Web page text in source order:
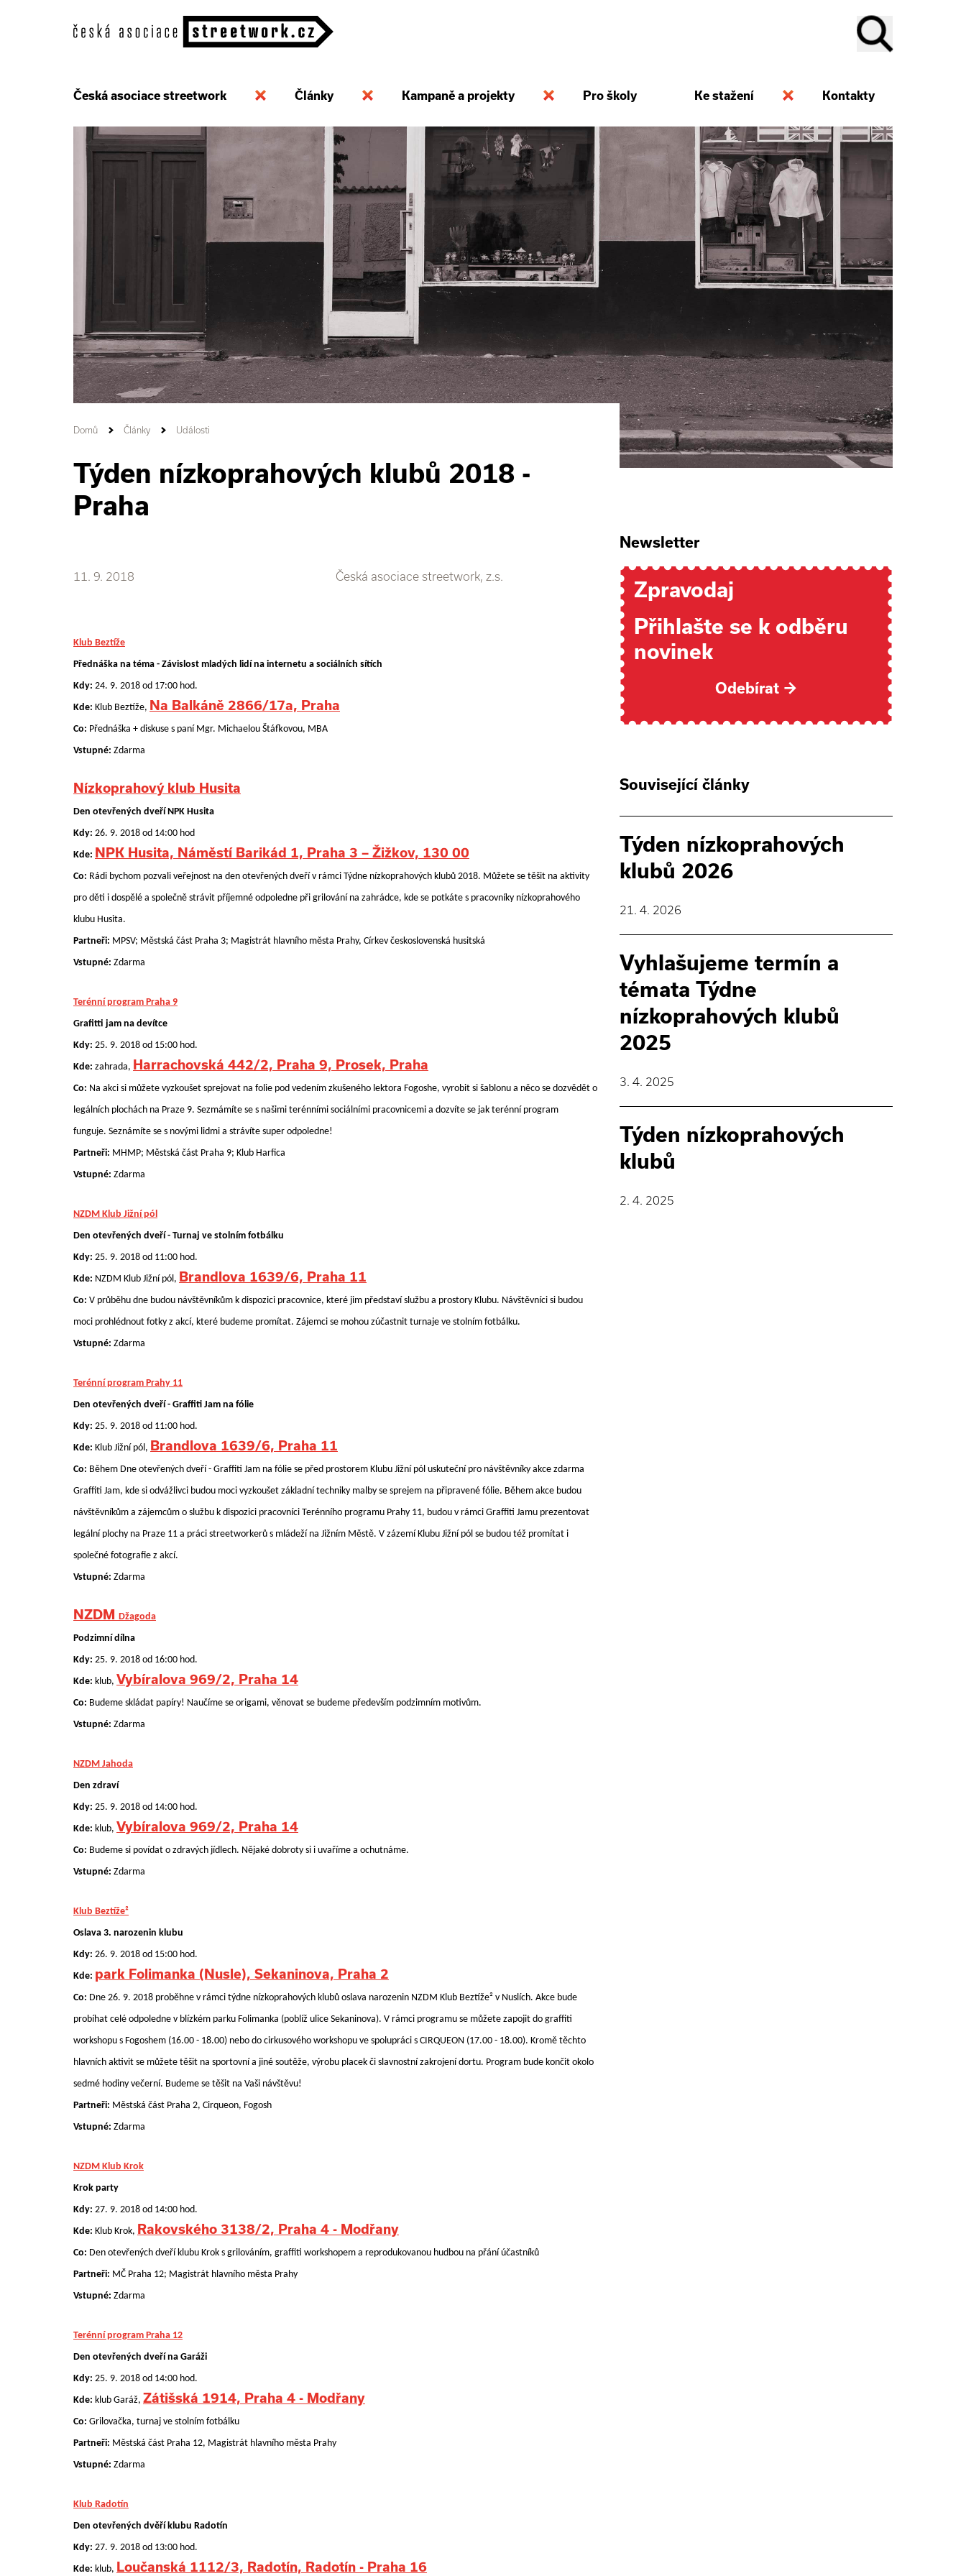
Česká asociace streetwork Články Kampaně a projekty Pro školy Ke stažení Kontakty
Domů Články Události
Týden nízkoprahových klubů 2018 -
Praha
11. 9. 2018 Česká asociace streetwork, z.s.
Klub Beztíže
Přednáška na téma - Závislost mladých lidí na internetu a sociálních sítích
Kdy: 24. 9. 2018 od 17:00 hod.
Kde: Klub Beztíže, Na Balkáně 2866/17a, Praha
Co: Přednáška + diskuse s paní Mgr. Michaelou Štáfkovou, MBA
Vstupné: Zdarma
Nízkoprahový klub Husita
Den otevřených dveří NPK Husita
Kdy: 26. 9. 2018 od 14:00 hod
Kde: NPK Husita, Náměstí Barikád 1, Praha 3 – Žižkov, 130 00
Co: Rádi bychom pozvali veřejnost na den otevřených dveří v rámci Týdne nízkoprahových klubů 2018. Můžete se těšit na aktivity
pro děti i dospělé a společně strávit příjemné odpoledne při grilování na zahrádce, kde se potkáte s pracovníky nízkoprahového
klubu Husita.
Partneři: MPSV; Městská část Praha 3; Magistrát hlavního města Prahy, Církev československá husitská
Vstupné: Zdarma
Terénní program Praha 9
Grafitti jam na devítce
Kdy: 25. 9. 2018 od 15:00 hod.
Kde: zahrada, Harrachovská 442/2, Praha 9, Prosek, Praha
Co: Na akci si můžete vyzkoušet sprejovat na folie pod vedením zkušeného lektora Fogoshe, vyrobit si šablonu a něco se dozvědět o
legálních plochách na Praze 9. Sezmámíte se s našimi terénními sociálními pracovnicemi a dozvíte se jak terénní program
funguje. Seznámíte se s novými lidmi a strávíte super odpoledne!
Partneři: MHMP; Městská část Praha 9; Klub Harfica
Vstupné: Zdarma
NZDM Klub Jižní pól
Den otevřených dveří - Turnaj ve stolním fotbálku
Kdy: 25. 9. 2018 od 11:00 hod.
Kde: NZDM Klub Jižní pól, Brandlova 1639/6, Praha 11
Co: V průběhu dne budou návštěvníkům k dispozici pracovnice, které jim představí službu a prostory Klubu. Návštěvníci si budou
moci prohlédnout fotky z akcí, které budeme promítat. Zájemci se mohou zúčastnit turnaje ve stolním fotbálku.
Vstupné: Zdarma
Terénní program Prahy 11
Den otevřených dveří - Graffiti Jam na fólie
Kdy: 25. 9. 2018 od 11:00 hod.
Kde: Klub Jižní pól, Brandlova 1639/6, Praha 11
Co: Během Dne otevřených dveří - Graffiti Jam na fólie se před prostorem Klubu Jižní pól uskuteční pro návštěvníky akce zdarma
Graffiti Jam, kde si odvážlivci budou moci vyzkoušet základní techniky malby se sprejem na připravené fólie. Během akce budou
návštěvníkům a zájemcům o službu k dispozici pracovníci Terénního programu Prahy 11, budou v rámci Graffiti Jamu prezentovat
legální plochy na Praze 11 a práci streetworkerů s mládeží na Jižním Městě. V zázemí Klubu Jižní pól se budou též promítat i
společné fotografie z akcí.
Vstupné: Zdarma
NZDM Džagoda
Podzimní dílna
Kdy: 25. 9. 2018 od 16:00 hod.
Kde: klub, Vybíralova 969/2, Praha 14
Co: Budeme skládat papíry! Naučíme se origami, věnovat se budeme především podzimním motivům.
Vstupné: Zdarma
NZDM Jahoda
Den zdraví
Kdy: 25. 9. 2018 od 14:00 hod.
Kde: klub, Vybíralova 969/2, Praha 14
Co: Budeme si povídat o zdravých jídlech. Nějaké dobroty si i uvaříme a ochutnáme.
Vstupné: Zdarma
Klub Beztíže²
Oslava 3. narozenin klubu
Kdy: 26. 9. 2018 od 15:00 hod.
Kde: park Folimanka (Nusle), Sekaninova, Praha 2
Co: Dne 26. 9. 2018 proběhne v rámci týdne nízkoprahových klubů oslava narozenin NZDM Klub Beztíže² v Nuslích. Akce bude
probíhat celé odpoledne v blízkém parku Folimanka (poblíž ulice Sekaninova). V rámci programu se můžete zapojit do graffiti
workshopu s Fogoshem (16.00 - 18.00) nebo do cirkusového workshopu ve spolupráci s CIRQUEON (17.00 - 18.00). Kromě těchto
hlavních aktivit se můžete těšit na sportovní a jiné soutěže, výrobu placek či slavnostní zakrojení dortu. Program bude končit okolo
sedmé hodiny večerní. Budeme se těšit na Vaši návštěvu!
Partneři: Městská část Praha 2, Cirqueon, Fogosh
Vstupné: Zdarma
NZDM Klub Krok
Krok party
Kdy: 27. 9. 2018 od 14:00 hod.
Kde: Klub Krok, Rakovského 3138/2, Praha 4 - Modřany
Co: Den otevřených dveří klubu Krok s grilováním, graffiti workshopem a reprodukovanou hudbou na přání účastníků
Partneři: MČ Praha 12; Magistrát hlavního města Prahy
Vstupné: Zdarma
Terénní program Praha 12
Den otevřených dveří na Garáži
Kdy: 25. 9. 2018 od 14:00 hod.
Kde: klub Garáž, Zátišská 1914, Praha 4 - Modřany
Co: Grilovačka, turnaj ve stolním fotbálku
Partneři: Městská část Praha 12, Magistrát hlavního města Prahy
Vstupné: Zdarma
Klub Radotín
Den otevřených dvěří klubu Radotín
Kdy: 27. 9. 2018 od 13:00 hod.
Kde: klub, Loučanská 1112/3, Radotín, Radotín - Praha 16
Newsletter
Zpravodaj
Přihlašte se k odběru
novinek
Odebírat →
Související články
Týden nízkoprahových
klubů 2026
21. 4. 2026
Vyhlašujeme termín a
témata Týdne
nízkoprahových klubů
2025
3. 4. 2025
Týden nízkoprahových
klubů
2. 4. 2025